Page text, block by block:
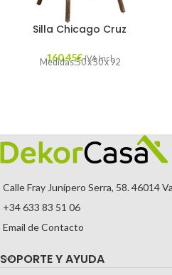
Silla Chicago Cruz
160,45€ IVA Incl.
Medidas:50 x 50 x 92
Calle Fray Junípero Serra, 58. 46014
+34 633 83 51 06
Email de Contacto
SOPORTE Y AYUDA